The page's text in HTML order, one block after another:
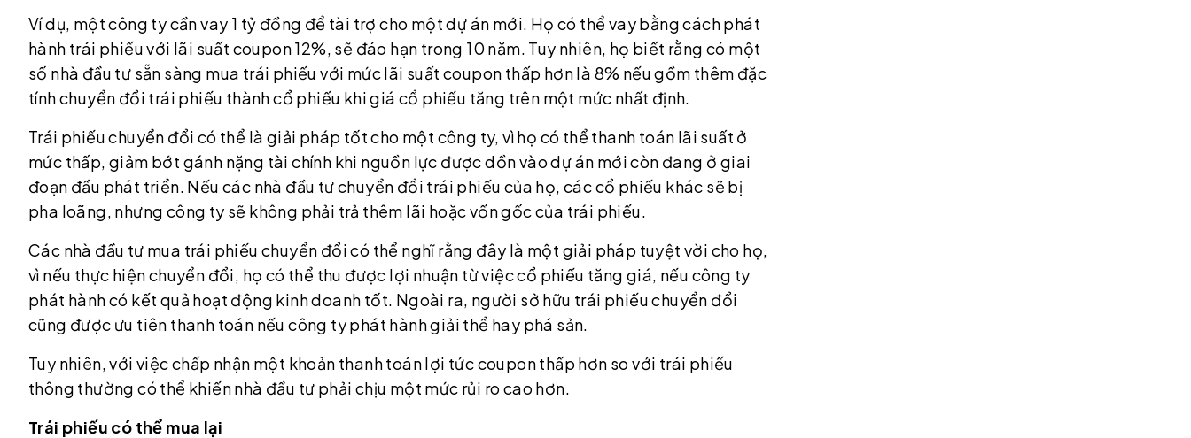
Ví dụ, một công ty cần vay 1 tỷ đồng để tài trợ cho một dự án mới. Họ có thể vay bằng cách phát
hành trái phiếu với lãi suất coupon 12%, sẽ đáo hạn trong 10 năm. Tuy nhiên, họ biết rằng có một
số nhà đầu tư sẵn sàng mua trái phiếu với mức lãi suất coupon thấp hơn là 8% nếu gồm thêm đặc
tính chuyển đổi trái phiếu thành cổ phiếu khi giá cổ phiếu tăng trên một mức nhất định.
Trái phiếu chuyển đổi có thể là giải pháp tốt cho một công ty, vì họ có thể thanh toán lãi suất ở
mức thấp, giảm bớt gánh nặng tài chính khi nguồn lực được dồn vào dự án mới còn đang ở giai
đoạn đầu phát triển. Nếu các nhà đầu tư chuyển đổi trái phiếu của họ, các cổ phiếu khác sẽ bị
pha loãng, nhưng công ty sẽ không phải trả thêm lãi hoặc vốn gốc của trái phiếu.
Các nhà đầu tư mua trái phiếu chuyển đổi có thể nghĩ rằng đây là một giải pháp tuyệt vời cho họ,
vì nếu thực hiện chuyển đổi, họ có thể thu được lợi nhuận từ việc cổ phiếu tăng giá, nếu công ty
phát hành có kết quả hoạt động kinh doanh tốt. Ngoài ra, người sở hữu trái phiếu chuyển đổi
cũng được ưu tiên thanh toán nếu công ty phát hành giải thể hay phá sản.
Tuy nhiên, với việc chấp nhận một khoản thanh toán lợi tức coupon thấp hơn so với trái phiếu
thông thường có thể khiến nhà đầu tư phải chịu một mức rủi ro cao hơn.
Trái phiếu có thể mua lại